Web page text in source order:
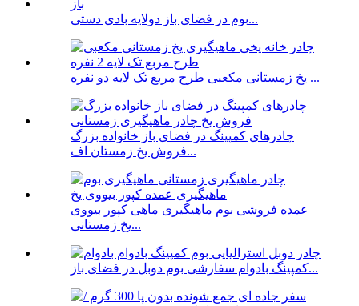
بوم در فضای باز دولایه بادی دستی...
یخ زمستانی مکعبی طرح مربع تک لایه دو نفره ...
چادرهای کمپینگ در فضای باز خانواده بزرگ
فروش یخ زمستان اف...
عمده فروشی بوم ماهیگیری ماهی کپور بیووی
یخ زمستانی...
کمپینگ بادوام سفارشی بوم دوبل در فضای باز...